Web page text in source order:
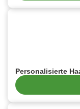
Personalisierte